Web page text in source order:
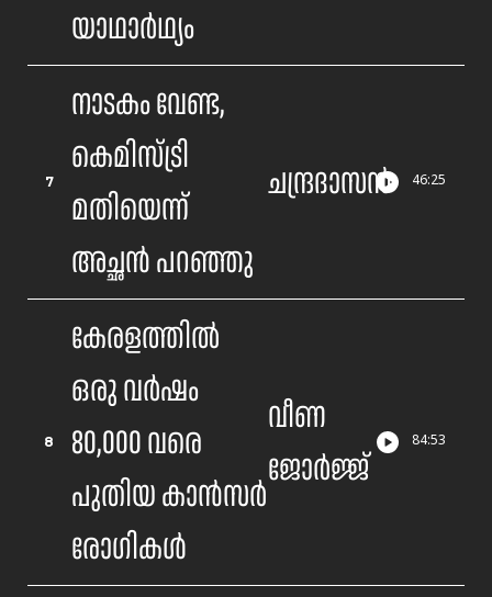
യാഥാർഥ്യം
7
നാടകം വേണ്ട,
കെമിസ്ട്രി
മതിയെന്ന്
അച്ഛൻ പറഞ്ഞു
ചന്ദ്രദാസൻ 46:25
8
കേരളത്തിൽ
ഒരു വർഷം
80,000 വരെ
പുതിയ കാൻസർ
രോഗികൾ
വീണ
ജോര്‍ജ്ജ്
84:53